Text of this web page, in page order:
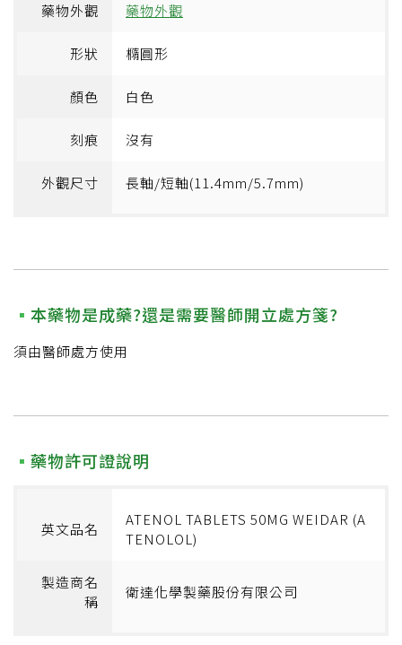
藥物外觀 藥物外觀
形狀 橢圓形
顏色 白色
刻痕 沒有
外觀尺寸 長軸/短軸(11.4mm/5.7mm)
本藥物是成藥?還是需要醫師開立處方箋?
須由醫師處方使用
藥物許可證說明
英文品名
ATENOL TABLETS 50MG WEIDAR (A
TENOLOL)
製造商名
稱
衛達化學製藥股份有限公司